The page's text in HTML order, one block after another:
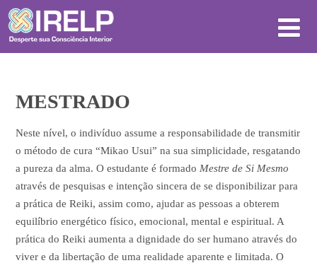
MESTRADO
Neste nível, o indivíduo assume a responsabilidade de transmitir
o método de cura “Mikao Usui” na sua simplicidade, resgatando
a pureza da alma. O estudante é formado Mestre de Si Mesmo
através de pesquisas e intenção sincera de se disponibilizar para
a prática de Reiki, assim como, ajudar as pessoas a obterem
equilíbrio energético físico, emocional, mental e espiritual. A
prática do Reiki aumenta a dignidade do ser humano através do
viver e da libertação de uma realidade aparente e limitada. O